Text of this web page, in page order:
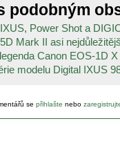
podobným
Power Shot a
Mark II asi
Canon EOS-1D X
modelu Digital IXUS
se přihlašte nebo